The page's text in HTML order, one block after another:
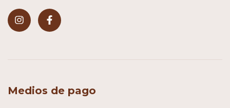
Medios de pago